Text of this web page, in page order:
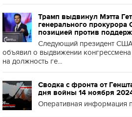
Трамп выдвинул Мэтта
генерального прокурора
позицией против
Следующий президент
объявил о выдвижении
на должность ге...
Сводка с фронта от
дня войны 14 ноября
Оперативная информация